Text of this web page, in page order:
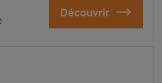
Découvrir